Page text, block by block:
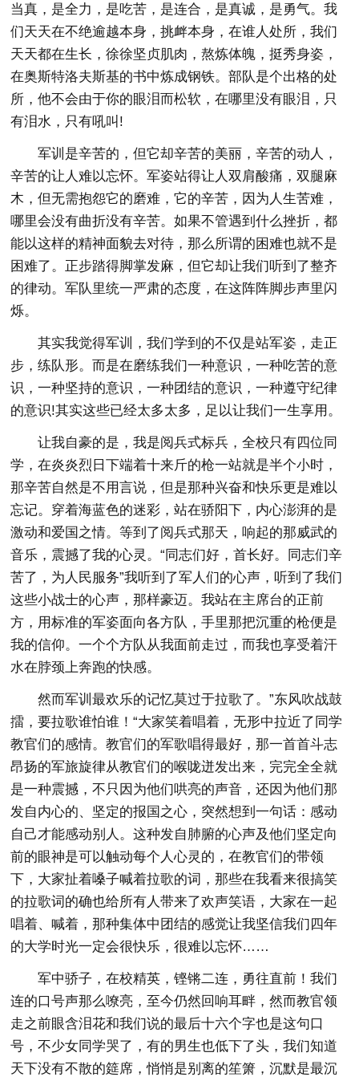
当真，是全力，是吃苦，是连合，是真诚，是勇气。我
们天天在不绝逾越本身，挑衅本身，在谁人处所，我们
天天都在生长，徐徐坚贞肌肉，熬炼体魄，挺秀身姿，
在奥斯特洛夫斯基的书中炼成钢铁。部队是个出格的处
所，他不会由于你的眼泪而松软，在哪里没有眼泪，只
有泪水，只有吼叫!
军训是辛苦的，但它却辛苦的美丽，辛苦的动人，
辛苦的让人难以忘怀。军姿站得让人双肩酸痛，双腿麻
木，但无需抱怨它的磨难，它的辛苦，因为人生苦难，
哪里会没有曲折没有辛苦。如果不管遇到什么挫折，都
能以这样的精神面貌去对待，那么所谓的困难也就不是
困难了。正步踏得脚掌发麻，但它却让我们听到了整齐
的律动。军队里统一严肃的态度，在这阵阵脚步声里闪
烁。
其实我觉得军训，我们学到的不仅是站军姿，走正
步，练队形。而是在磨练我们一种意识，一种吃苦的意
识，一种坚持的意识，一种团结的意识，一种遵守纪律
的意识!其实这些已经太多太多，足以让我们一生享用。
让我自豪的是，我是阅兵式标兵，全校只有四位同
学，在炎炎烈日下端着十来斤的枪一站就是半个小时，
那辛苦自然是不用言说，但是那种兴奋和快乐更是难以
忘记。穿着海蓝色的迷彩，站在骄阳下，内心澎湃的是
激动和爱国之情。等到了阅兵式那天，响起的那威武的
音乐，震撼了我的心灵。“同志们好，首长好。同志们辛
苦了，为人民服务”我听到了军人们的心声，听到了我们
这些小战士的心声，那样豪迈。我站在主席台的正前
方，用标准的军姿面向各方队，手里那把沉重的枪便是
我的信仰。一个个方队从我面前走过，而我也享受着汗
水在脖颈上奔跑的快感。
然而军训最欢乐的记忆莫过于拉歌了。”东风吹战鼓
擂，要拉歌谁怕谁！“大家笑着唱着，无形中拉近了同学
教官们的感情。教官们的军歌唱得最好，那一首首斗志
昂扬的军旅旋律从教官们的喉咙迸发出来，完完全全就
是一种震撼，不只因为他们哄亮的声音，还因为他们那
发自内心的、坚定的报国之心，突然想到一句话：感动
自己才能感动别人。这种发自肺腑的心声及他们坚定向
前的眼神是可以触动每个人心灵的，在教官们的带领
下，大家扯着嗓子喊着拉歌的词，那些在我看来很搞笑
的拉歌词的确也给所有人带来了欢声笑语，大家在一起
唱着、喊着，那种集体中团结的感觉让我坚信我们四年
的大学时光一定会很快乐，很难以忘怀……
军中骄子，在校精英，铿锵二连，勇往直前！我们
连的口号声那么嘹亮，至今仍然回响耳畔，然而教官领
走之前眼含泪花和我们说的最后十六个字也是这句口
号，不少女同学哭了，有的男生也低下了头，我们知道
天下没有不散的筵席，悄悄是别离的笙箫，沉默是最沉